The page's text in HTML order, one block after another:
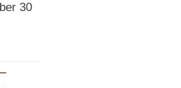
30